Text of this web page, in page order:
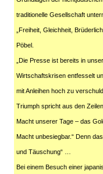
traditionelle Gesellschaft
„Freiheit, Gleichheit,
Pöbel.
„Die Presse ist bereits in
Wirtschaftskrisen entfesselt
mit Anleihen hoch zu
Triumph spricht aus den
Macht unserer Tage – das
Macht unbesiegbar.“ Denn
und Täuschung“ …
Bei einem Besuch einer